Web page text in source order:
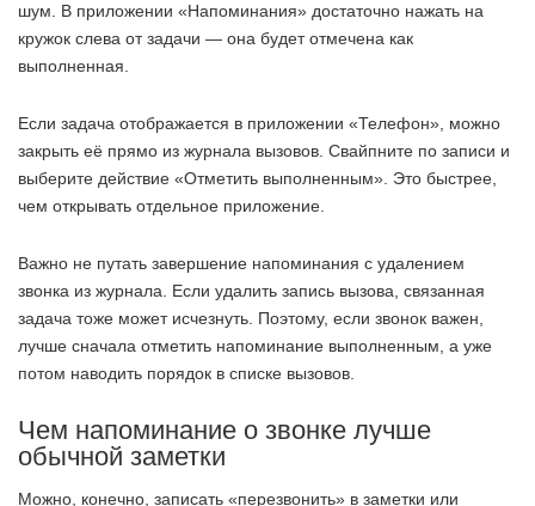
шум. В приложении «Напоминания» достаточно нажать на
кружок слева от задачи — она будет отмечена как
выполненная.
Если задача отображается в приложении «Телефон», можно
закрыть её прямо из журнала вызовов. Свайпните по записи и
выберите действие «Отметить выполненным». Это быстрее,
чем открывать отдельное приложение.
Важно не путать завершение напоминания с удалением
звонка из журнала. Если удалить запись вызова, связанная
задача тоже может исчезнуть. Поэтому, если звонок важен,
лучше сначала отметить напоминание выполненным, а уже
потом наводить порядок в списке вызовов.
Чем напоминание о звонке лучше
обычной заметки
Можно, конечно, записать «перезвонить» в заметки или